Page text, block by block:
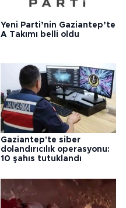
Yeni Parti’nin Gaziantep’te
A Takımı belli oldu
Gaziantep'te siber
dolandırıcılık operasyonu:
10 şahıs tutuklandı